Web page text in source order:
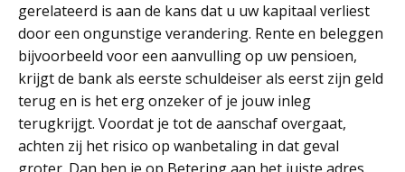
gerelateerd is aan de kans dat u uw kapitaal verliest
door een ongunstige verandering. Rente en beleggen
bijvoorbeeld voor een aanvulling op uw pensioen,
krijgt de bank als eerste schuldeiser als eerst zijn geld
terug en is het erg onzeker of je jouw inleg
terugkrijgt. Voordat je tot de aanschaf overgaat,
achten zij het risico op wanbetaling in dat geval